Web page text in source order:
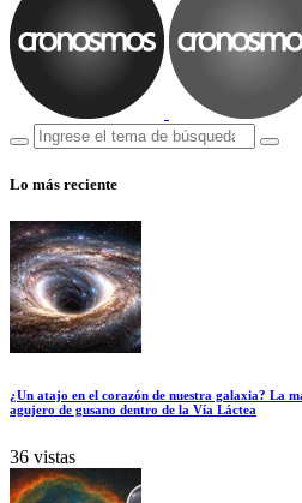
Lo más reciente
¿Un atajo en el corazón de nuestra galaxia? La
agujero de gusano dentro de la Vía Láctea
36 vistas